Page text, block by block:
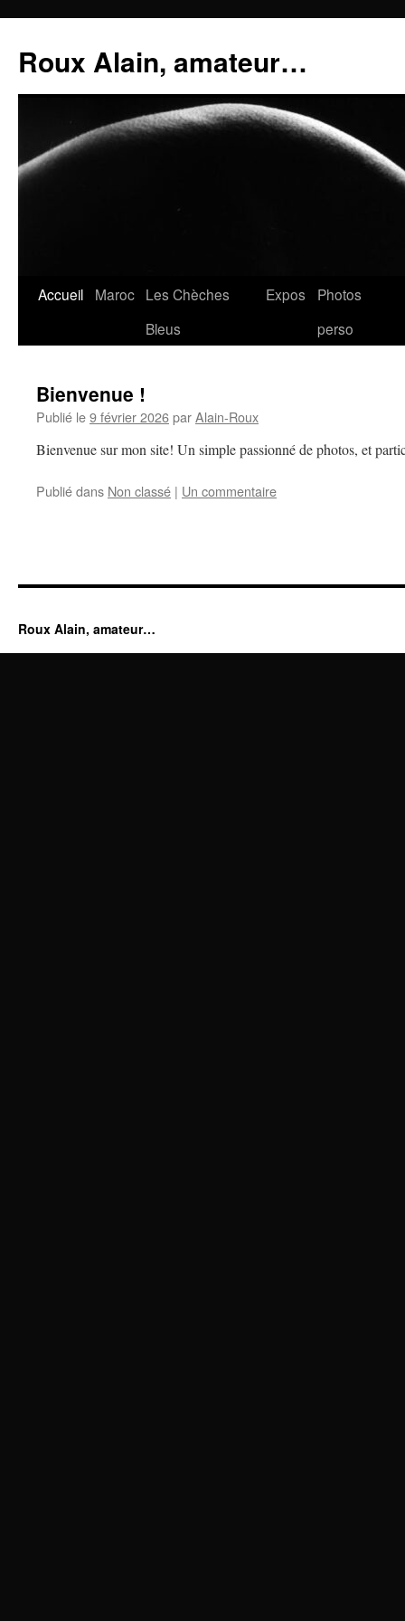
contenu
Roux Alain, amateur…
Accueil Maroc Les Chèches
Bleus
Expos
Photos
perso
Bienvenue !
Publié le9 février 2026parAlain-Roux
Bienvenue sur mon site! Un simple passionné de photos, et
Publié dans Non classé | Un commentaire
Roux Alain, amateur…